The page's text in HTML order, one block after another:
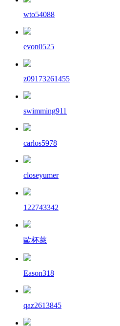
wto54088
evon0525
z09173261455
swimming911
carlos5978
closeyumer
122743342
歐杯萊
Eason318
qaz2613845